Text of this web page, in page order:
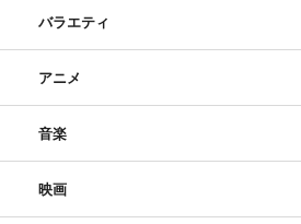
バラエティ
アニメ
音楽
映画